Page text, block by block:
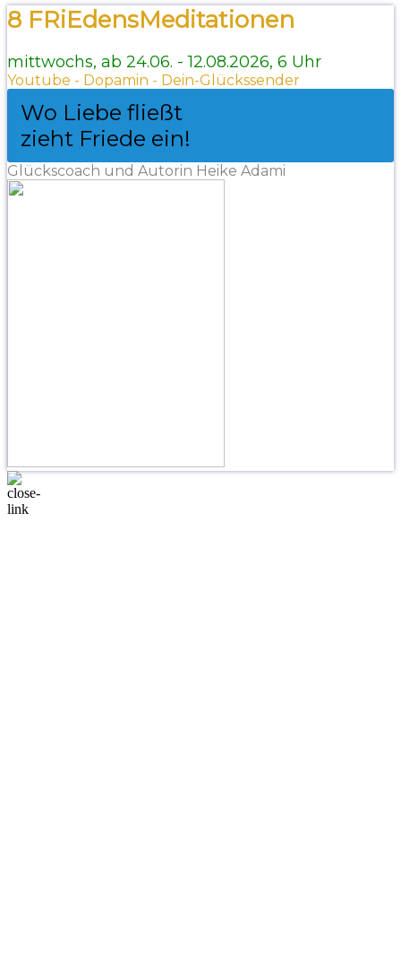
8 FRiEdensMeditationen
mittwochs, ab 24.06. - 12.08.2026, 6 Uhr
Youtube - Dopamin - Dein-Glückssender
Wo Liebe fließt
zieht Friede ein!
Glückscoach und Autorin Heike Adami